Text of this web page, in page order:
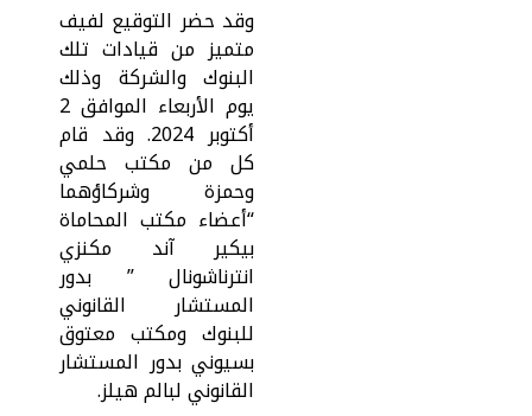
وقد حضر التوقيع لفيف
متميز من قيادات تلك
البنوك والشركة وذلك
يوم الأربعاء الموافق 2
أكتوبر 2024. وقد قام
كل من مكتب حلمي
وحمزة وشركاؤهما
“أعضاء مكتب المحاماة
بيكير آند مكنزي
انترناشونال ” بدور
المستشار القانوني
للبنوك ومكتب معتوق
بسيوني بدور المستشار
القانوني لبالم هيلز.